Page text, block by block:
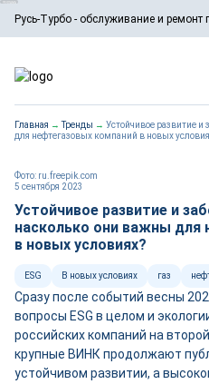
Русь-Турбо - обслуживание и ремонт
ООО «Русь-Турбо» занимается
турбин, комплексным
техническим обслуживанием
работают на нефтегазовых,
металлургических и других
Реклама. ООО «Русь-Турбо»,
erid: F7NfYUJCUneVdwPs4znf
Главная →Тренды → Устойчивое развитие и
для нефтегазовых компаний в новых
5 сентября 2023
Фото: ru.freepik.com
Устойчивое развитие и
насколько они важны для
в новых условиях?
ESG В новых условиях газ
Сразу после событий весны
вопросы ESG в целом и
российских компаний на
крупные ВИНК продолжают
устойчивом развитии, а